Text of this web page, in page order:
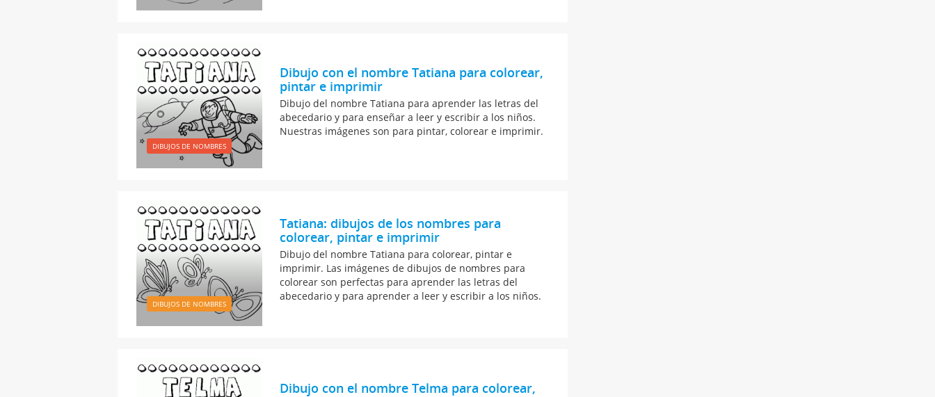
DIBUJOS DE NOMBRES
Dibujo con el nombre Tatiana para colorear,
pintar e imprimir
Dibujo del nombre Tatiana para aprender las letras del
abecedario y para enseñar a leer y escribir a los niños.
Nuestras imágenes son para pintar, colorear e imprimir.
DIBUJOS DE NOMBRES
Tatiana: dibujos de los nombres para
colorear, pintar e imprimir
Dibujo del nombre Tatiana para colorear, pintar e
imprimir. Las imágenes de dibujos de nombres para
colorear son perfectas para aprender las letras del
abecedario y para aprender a leer y escribir a los niños.
Dibujo con el nombre Telma para colorear,